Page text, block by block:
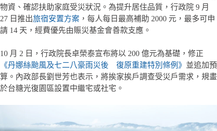
物資、確認扶助家庭受災狀況。為提升居住品質，行政院 9 月
27 日推出旅宿安置方案 ，每人每日最高補助 2000 元，最多可申
請 14 天，經費優先由賑災基金會善款支應。
10 月 2 日，行政院長卓榮泰宣布將以 200 億元為基礎，修正
《丹娜絲颱風及七二八豪雨災後 復原重建特別條例》 並追加預
算。內政部長劉世芳也表示，將挨家挨戶調查受災戶需求，規畫
於台糖光復園區設置中繼宅或社宅。